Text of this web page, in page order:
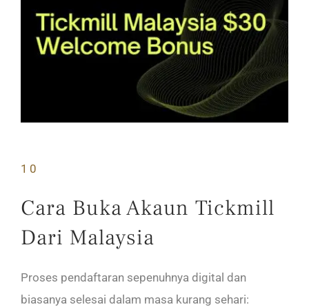
10
Cara Buka Akaun Tickmill
Dari Malaysia
Proses pendaftaran sepenuhnya digital dan
biasanya selesai dalam masa kurang sehari: